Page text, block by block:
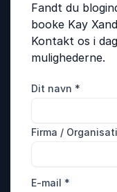
Fandt du
booke Kay
Kontakt os i
mulighederne.
Dit navn *
Firma /
E-mail *